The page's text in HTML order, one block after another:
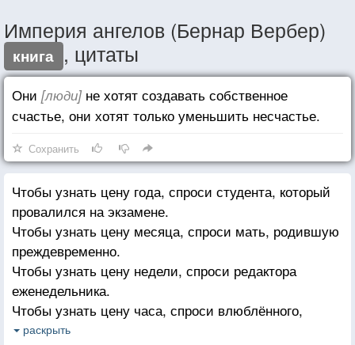
Империя ангелов (Бернар Вербер)
книга , цитаты
Они [люди]не хотят создавать собственное
счастье, они хотят только уменьшить несчастье.
Сохранить
Чтобы узнать цену года, спроси студента, который
провалился на экзамене.
Чтобы узнать цену месяца, спроси мать, родившую
преждевременно.
Чтобы узнать цену недели, спроси редактора
еженедельника.
Чтобы узнать цену часа, спроси влюблённого,
ждущего свою возлюбленную.
раскрыть